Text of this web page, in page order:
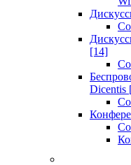
[14]
Dicentis